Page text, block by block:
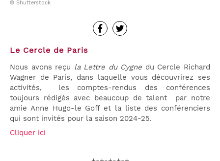
© Shutterstock
Le Cercle de Paris
Nous avons reçu la Lettre du Cygne du Cercle Richard
Wagner de Paris, dans laquelle vous découvrirez ses
activités, les comptes-rendus des conférences
toujours rédigés avec beaucoup de talent par notre
amie Anne Hugo-le Goff et la liste des conférenciers
qui sont invités pour la saison 2024-25.
Cliquer ici